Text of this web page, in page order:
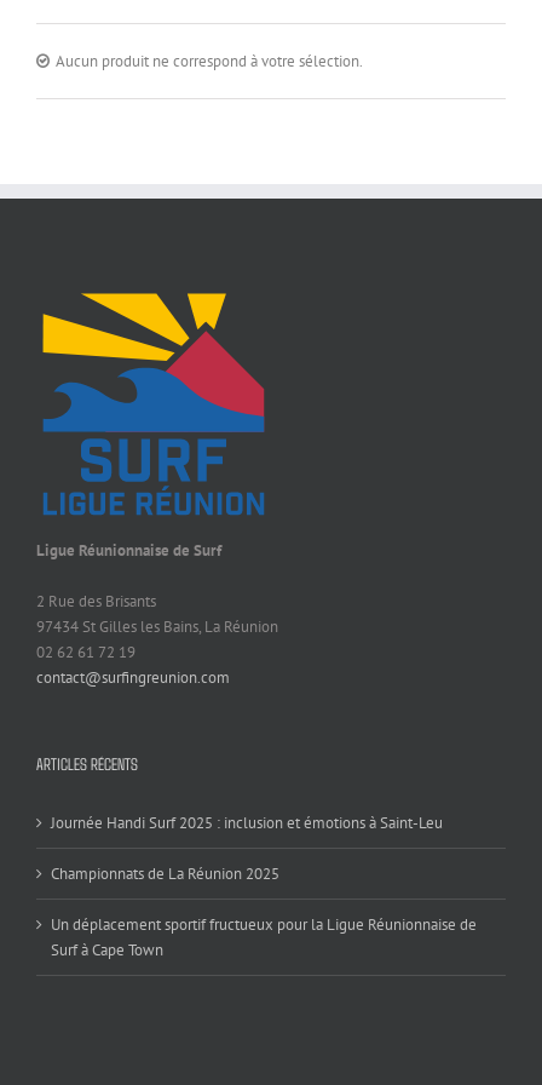
Aucun produit ne correspond à votre sélection.
Ligue Réunionnaise de Surf
2 Rue des Brisants
97434 St Gilles les Bains, La Réunion
02 62 61 72 19
contact@surfingreunion.com
ARTICLES RÉCENTS
Journée Handi Surf 2025 : inclusion et émotions à Saint-Leu
Championnats de La Réunion 2025
Un déplacement sportif fructueux pour la Ligue Réunionnaise de
Surf à Cape Town